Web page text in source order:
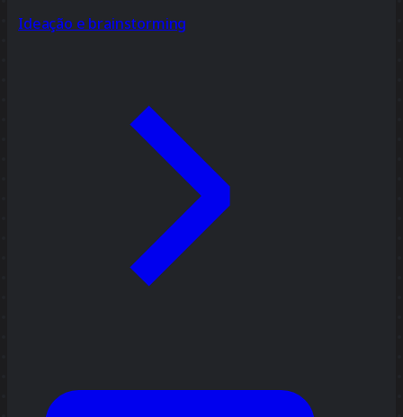
Ideação e brainstorming